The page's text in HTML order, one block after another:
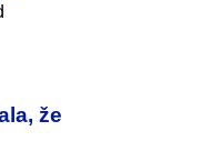
že